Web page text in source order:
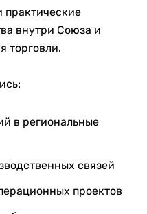
практические
внутри Союза и
торговли.
в региональные
связей
проектов